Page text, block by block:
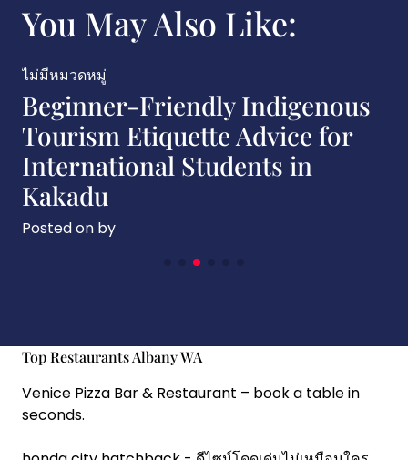
You May Also Like:
Indigenous
Advice for
in
Indigenous
Trends
Island in 2026
Top Restaurants Albany WA
Venice Pizza Bar & Restaurant – book a table in
seconds.